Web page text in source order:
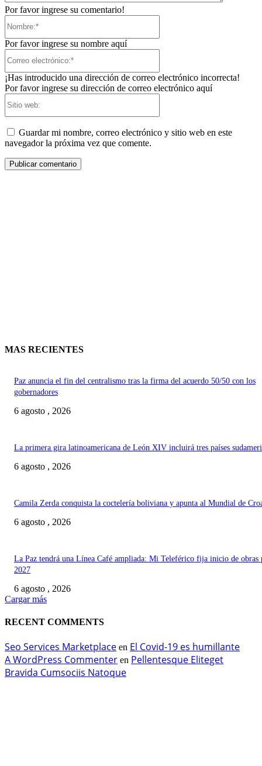
Por favor ingrese su comentario!
Por favor ingrese su nombre aquí
¡Has introducido una dirección de correo electrónico incorrecta!
Por favor ingrese su dirección de correo electrónico aquí
Guardar mi nombre, correo electrónico y sitio web en este
navegador la próxima vez que comente.
MAS RECIENTES
Paz anuncia el fin del centralismo tras la firma del acuerdo 50/50 con los
gobernadores
6 agosto , 2026
La primera gira latinoamericana de León XIV incluirá tres países
6 agosto , 2026
Camila Zerda conquista la coctelería boliviana y apunta al Mundial de
6 agosto , 2026
La Paz tendrá una Línea Café ampliada: Mi Teleférico fija inicio de obras
2027
6 agosto , 2026
Cargar más
RECENT COMMENTS
Seo Services Marketplace en El Covid-19 es humillante
A WordPress Commenter en Pellentesque Eliteget
Bravida Cumsociis Natoque